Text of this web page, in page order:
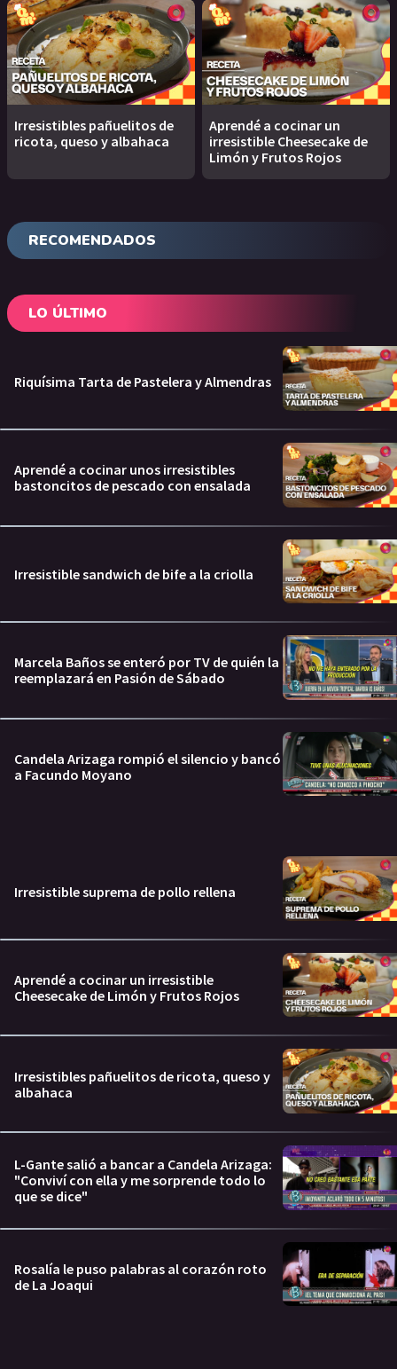
Irresistibles pañuelitos de
ricota, queso y albahaca
Aprendé a cocinar un
irresistible Cheesecake de
Limón y Frutos Rojos
RECOMENDADOS
LO ÚLTIMO
Riquísima Tarta de Pastelera y Almendras
Aprendé a cocinar unos irresistibles
bastoncitos de pescado con ensalada
Irresistible sandwich de bife a la criolla
Marcela Baños se enteró por TV de quién la
reemplazará en Pasión de Sábado
Candela Arizaga rompió el silencio y bancó
a Facundo Moyano
Irresistible suprema de pollo rellena
Aprendé a cocinar un irresistible
Cheesecake de Limón y Frutos Rojos
Irresistibles pañuelitos de ricota, queso y
albahaca
L-Gante salió a bancar a Candela Arizaga:
"Conviví con ella y me sorprende todo lo
que se dice"
Rosalía le puso palabras al corazón roto
de La Joaqui